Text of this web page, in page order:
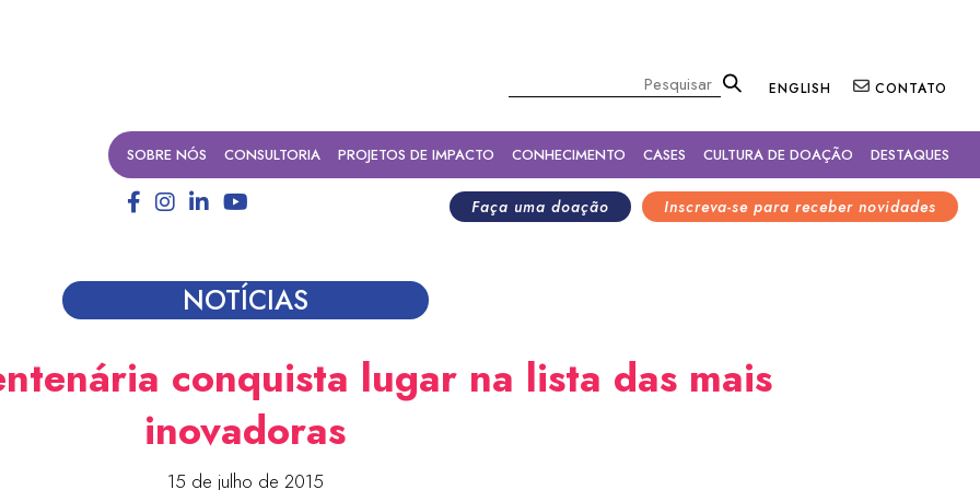
ENGLISH CONTATO
SOBRE NÓS CONSULTORIA PROJETOS DE IMPACTO CONHECIMENTO CASES CULTURA DE DOAÇÃO DESTAQUES
Inscreva-se para receber novidades
Faça uma doação
NOTÍCIAS
conquista lugar na lista das mais
inovadoras
15 de julho de 2015